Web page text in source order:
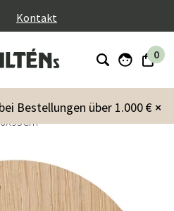
Kontakt
0
×
Bestellungen über 1.000 €